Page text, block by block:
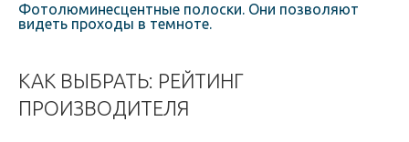
Фотолюминесцентные полоски. Они позволяют
видеть проходы в темноте.
КАК ВЫБРАТЬ: РЕЙТИНГ
ПРОИЗВОДИТЕЛЯ